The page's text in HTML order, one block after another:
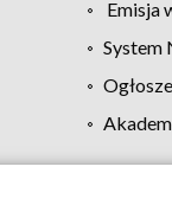
Emisja
System